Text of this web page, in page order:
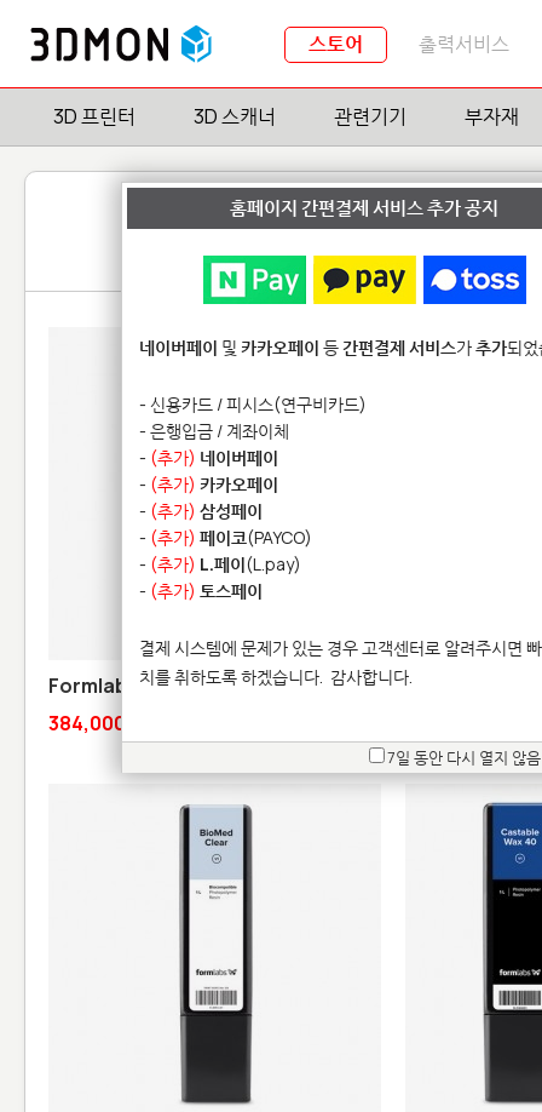
스토어 출력서비스
3D 프린터 3D 스캐너 관련기기 부자재
Formlabs 플렉서블 80A 레진 V1
384,000원
Formlabs 리지
홈페이지 간편결제 서비스 추가 공지
네이버페이 및 카카오페이 등간편결제 서비스가추가되
- 신용카드 / 피시스(연구비카드)
- 은행입금 / 계좌이체
- (추가) 네이버페이
- (추가) 카카오페이
- (추가) 삼성페이
- (추가) 페이코(PAYCO)
- (추가) L.페이(L.pay)
- (추가) 토스페이
결제 시스템에 문제가 있는 경우 고객센터로 알려주시면
치를 취하도록 하겠습니다. 감사합니다.
7일 동안 다시 열지 않음